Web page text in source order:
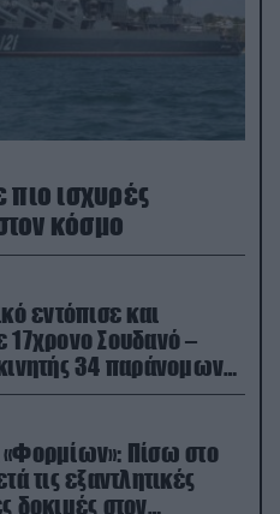
πιο ισχυρές
κόσμο
εντόπισε και
17χρονο Σουδανό –
34 παράνομων
Πίσω στο
τις εξαντλητικές